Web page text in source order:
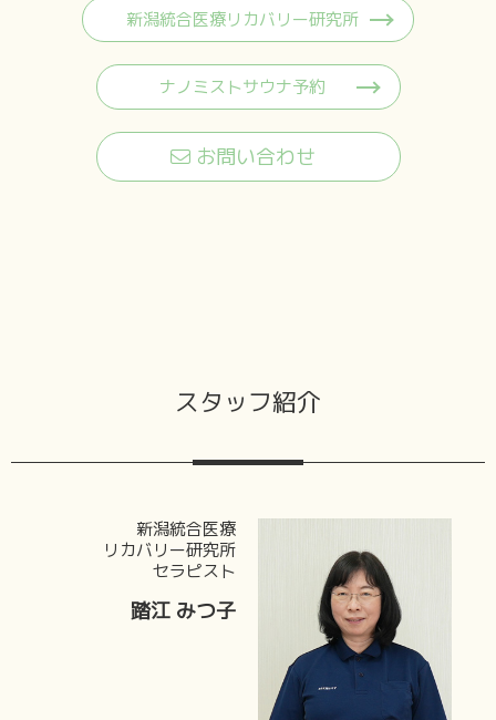
新潟統合医療リカバリー研究所
ナノミストサウナ予約
お問い合わせ
スタッフ紹介
新潟統合医療
リカバリー研究所
セラピスト
踏江 みつ子